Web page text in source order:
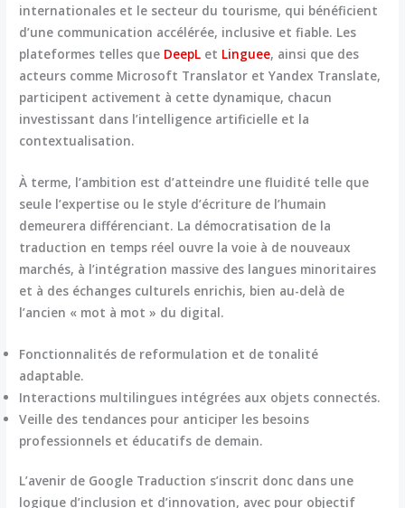
internationales et le secteur du tourisme, qui bénéficient
d’une communication accélérée, inclusive et fiable. Les
plateformes telles que DeepL et Linguee, ainsi que des
acteurs comme Microsoft Translator et Yandex Translate,
participent activement à cette dynamique, chacun
investissant dans l’intelligence artificielle et la
contextualisation.
À terme, l’ambition est d’atteindre une fluidité telle que
seule l’expertise ou le style d’écriture de l’humain
demeurera différenciant. La démocratisation de la
traduction en temps réel ouvre la voie à de nouveaux
marchés, à l’intégration massive des langues minoritaires
et à des échanges culturels enrichis, bien au-delà de
l’ancien « mot à mot » du digital.
Fonctionnalités de reformulation et de tonalité
adaptable.
Interactions multilingues intégrées aux objets connectés.
Veille des tendances pour anticiper les besoins
professionnels et éducatifs de demain.
L’avenir de Google Traduction s’inscrit donc dans une
logique d’inclusion et d’innovation, avec pour objectif